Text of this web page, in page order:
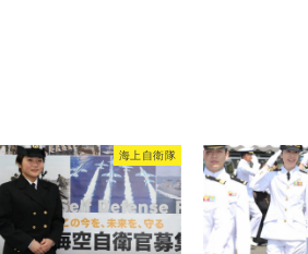
海上自衛隊